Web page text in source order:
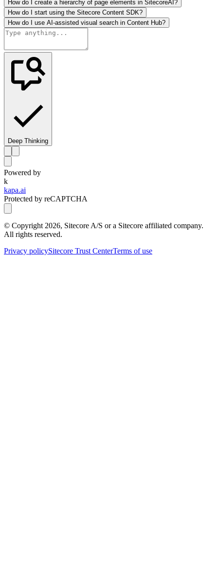
How do I create a hierarchy of page elements in SitecoreAI?
How do I start using the Sitecore Content SDK?
How do I use AI-assisted visual search in Content Hub?
Deep Thinking
Powered by
k
kapa.ai
Protected by reCAPTCHA
© Copyright 2026, Sitecore A/S or a Sitecore affiliated company.
All rights reserved.
Privacy policySitecore Trust CenterTerms of use